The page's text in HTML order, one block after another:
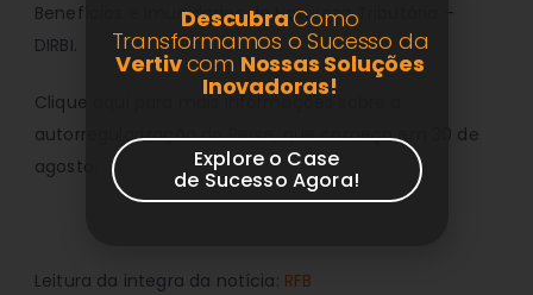
Benefícios e Imunidades de Natureza Tributária –
DIRBI.
Clique aqui para mais informações sobre a
autorregularização do Perse, que começa em 30 de
agosto.
Leitura da integra da notícia: RFB
DescubraComo
Transformamos o Sucesso da
Vertivcom Nossas Soluções
Inovadoras!
Explore o Case
de Sucesso Agora!